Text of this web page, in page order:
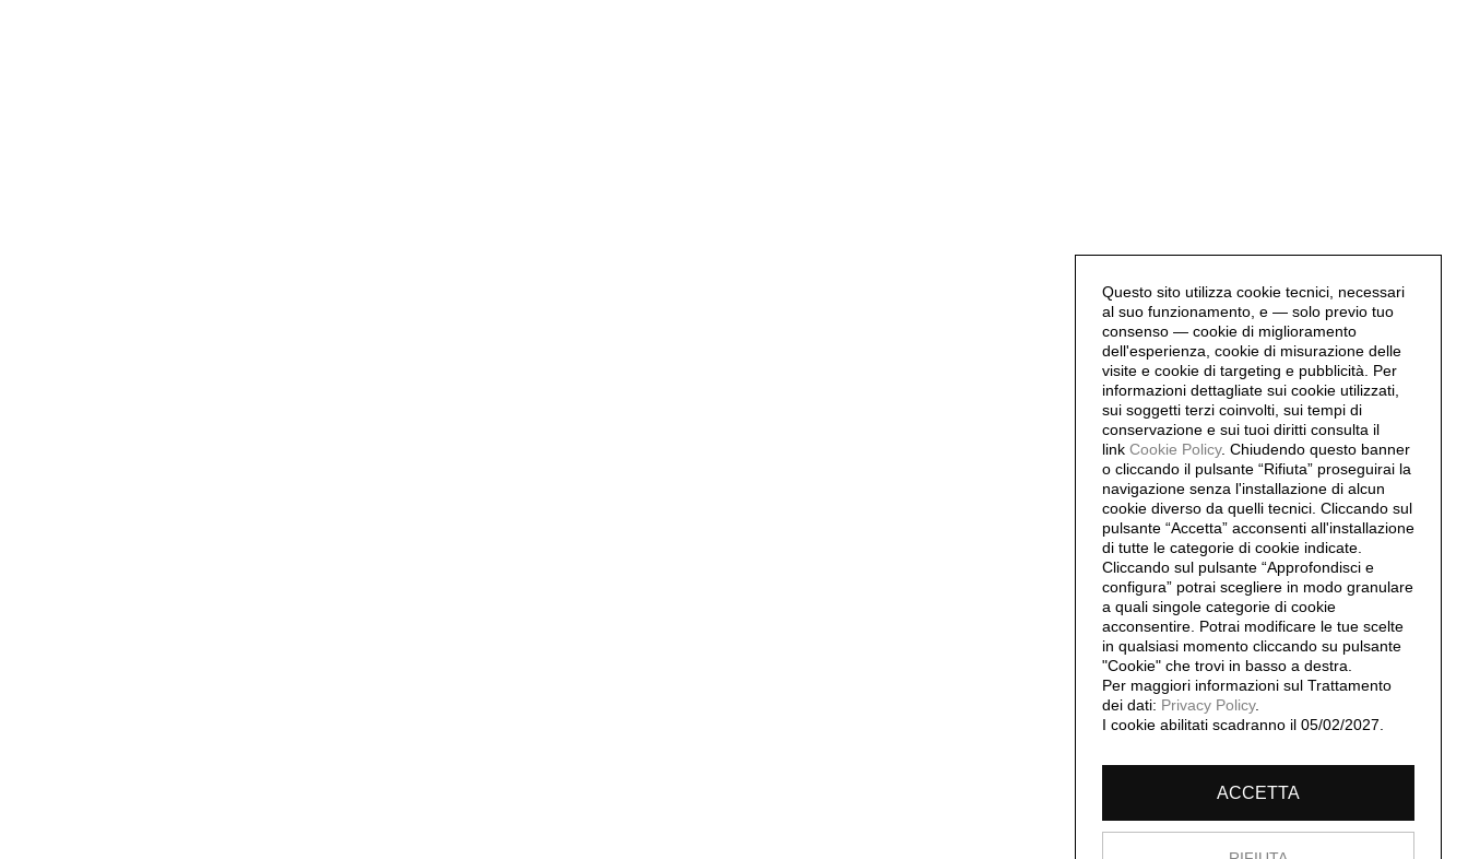
Questo sito utilizza cookie tecnici, necessari
al suo funzionamento, e — solo previo tuo
consenso — cookie di miglioramento
dell'esperienza, cookie di misurazione delle
visite e cookie di targeting e pubblicità. Per
informazioni dettagliate sui cookie utilizzati,
sui soggetti terzi coinvolti, sui tempi di
conservazione e sui tuoi diritti consulta il
link Cookie Policy. Chiudendo questo banner
o cliccando il pulsante “Rifiuta” proseguirai la
navigazione senza l'installazione di alcun
cookie diverso da quelli tecnici. Cliccando sul
pulsante “Accetta” acconsenti all'installazione
di tutte le categorie di cookie indicate.
Cliccando sul pulsante “Approfondisci e
configura” potrai scegliere in modo granulare
a quali singole categorie di cookie
acconsentire. Potrai modificare le tue scelte
in qualsiasi momento cliccando su pulsante
"Cookie" che trovi in basso a destra.
Per maggiori informazioni sul Trattamento
dei dati: Privacy Policy.
I cookie abilitati scadranno il 05/02/2027.
ACCETTA